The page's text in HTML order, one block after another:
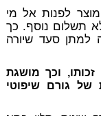
מוצר לפנות אל מי
תשלום נוסף. כך
למתן סעד שיורה
זכותו, וכך מושגת
של גורם שיפוטי